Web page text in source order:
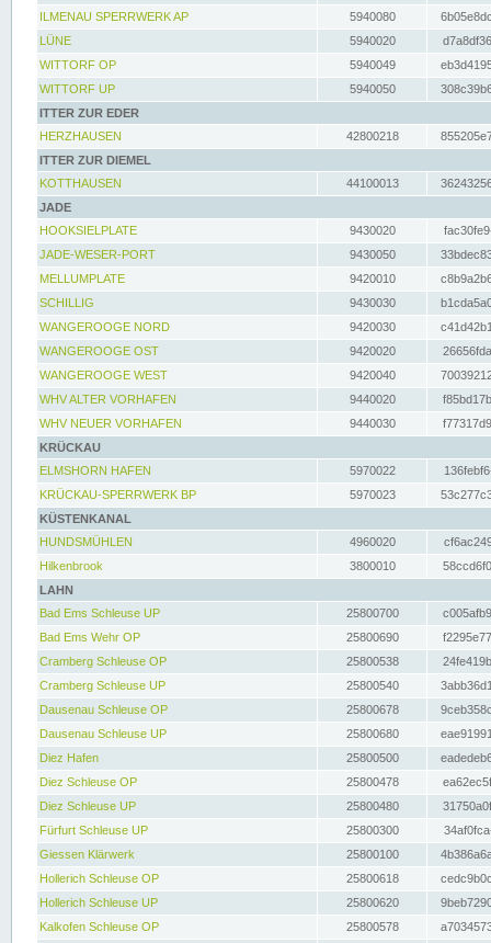
ILMENAU SPERRWERK AP
5940080
LÜNE
5940020
WITTORF OP
5940049
WITTORF UP
5940050
ITTER ZUR EDER
HERZHAUSEN
42800218
ITTER ZUR DIEMEL
KOTTHAUSEN
44100013
JADE
HOOKSIELPLATE
9430020
JADE-WESER-PORT
9430050
MELLUMPLATE
9420010
SCHILLIG
9430030
WANGEROOGE NORD
9420030
WANGEROOGE OST
9420020
WANGEROOGE WEST
9420040
WHV ALTER VORHAFEN
9440020
WHV NEUER VORHAFEN
9440030
KRÜCKAU
ELMSHORN HAFEN
5970022
KRÜCKAU-SPERRWERK BP
5970023
KÜSTENKANAL
HUNDSMÜHLEN
4960020
Hilkenbrook
3800010
LAHN
Bad Ems Schleuse UP
25800700
Bad Ems Wehr OP
25800690
Cramberg Schleuse OP
25800538
Cramberg Schleuse UP
25800540
Dausenau Schleuse OP
25800678
Dausenau Schleuse UP
25800680
Diez Hafen
25800500
Diez Schleuse OP
25800478
Diez Schleuse UP
25800480
Fürfurt Schleuse UP
25800300
Giessen Klärwerk
25800100
Hollerich Schleuse OP
25800618
Hollerich Schleuse UP
25800620
Kalkofen Schleuse OP
25800578